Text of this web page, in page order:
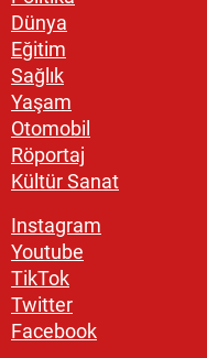
Dünya
Eğitim
Sağlık
Yaşam
Otomobil
Röportaj
Kültür Sanat
Instagram
Youtube
TikTok
Twitter
Facebook